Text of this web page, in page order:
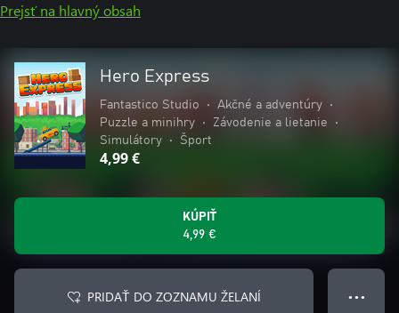
Prejsť na hlavný obsah
Hero Express
Fantastico Studio • Akčné a adventúry
•
Puzzle a minihry
• Závodenie a lietanie
•
Simulátory
• Šport
4,99 €
KÚPIŤ
4,99 €
PRIDAŤ DO ZOZNAMU ŽELANÍ ● ● ●